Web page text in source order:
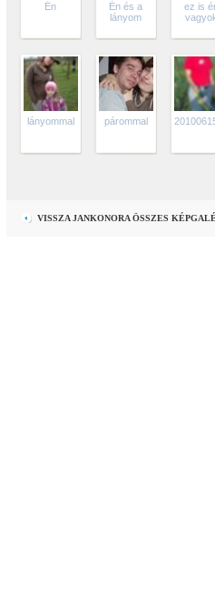
Én
Én és a
lányom
ez is
lányommal párommal
VISSZA JANKONORA ÖSSZES